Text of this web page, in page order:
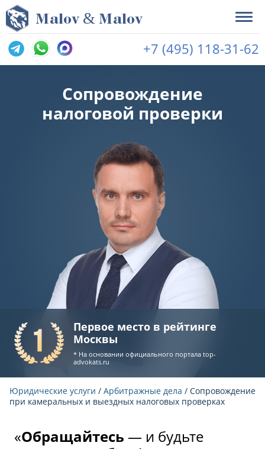
Malov & Malov
+7 (495) 118-31-62
Сопровождение
налоговой проверки
Первое место в рейтинге
Москвы
* На основании официального порталаtop-
advokats.ru
Юридические услуги / Арбитражные дела / Сопровождение
при камеральных и выездных налоговых проверках
«Обращайтесь — и будьте